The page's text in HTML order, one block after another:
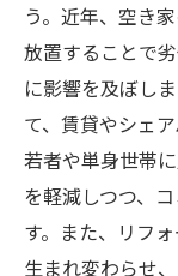
う。近年、空き
放置することで
に影響を及ぼし
て、賃貸やシェ
若者や単身世帯
を軽減しつつ、
す。また、リフ
生まれ変わらせ